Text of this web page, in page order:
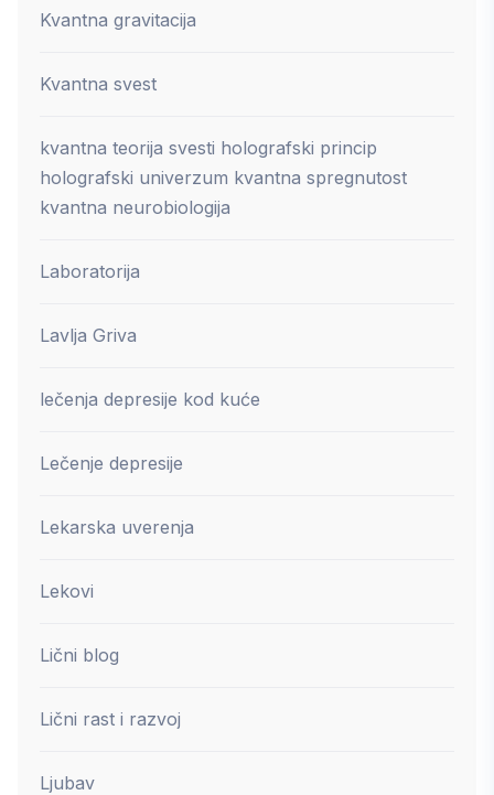
Kvantna gravitacija
Kvantna svest
kvantna teorija svesti holografski princip
holografski univerzum kvantna spregnutost
kvantna neurobiologija
Laboratorija
Lavlja Griva
lečenja depresije kod kuće
Lečenje depresije
Lekarska uverenja
Lekovi
Lični blog
Lični rast i razvoj
Ljubav